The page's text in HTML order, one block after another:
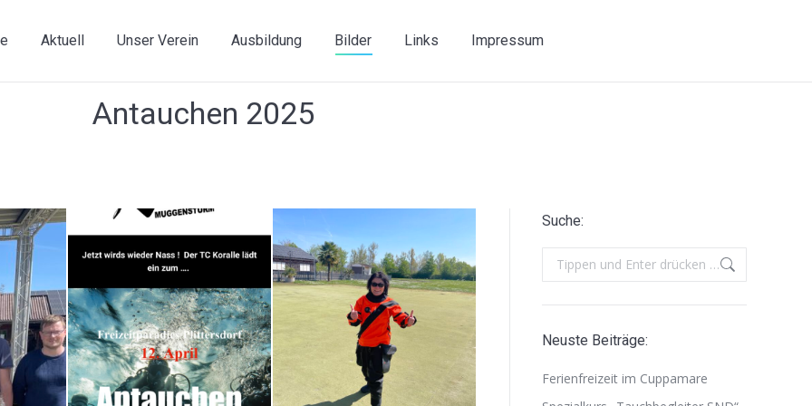
Aktuell Unser Verein Ausbildung Bilder Links Impressum
Antauchen 2025
Suche:
Search:
Neuste Beiträge:
Ferienfreizeit im Cuppamare